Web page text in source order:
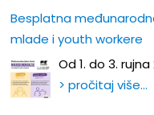
Besplatna
mlade i youth workere
Od 1. do 3. rujna
> pročitaj više…